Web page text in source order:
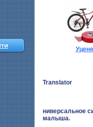
Translator
ниверсальное
малыша.